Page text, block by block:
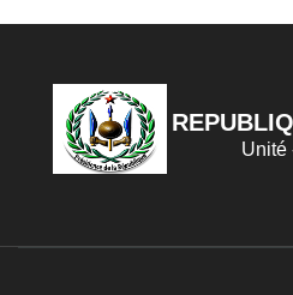
Unité